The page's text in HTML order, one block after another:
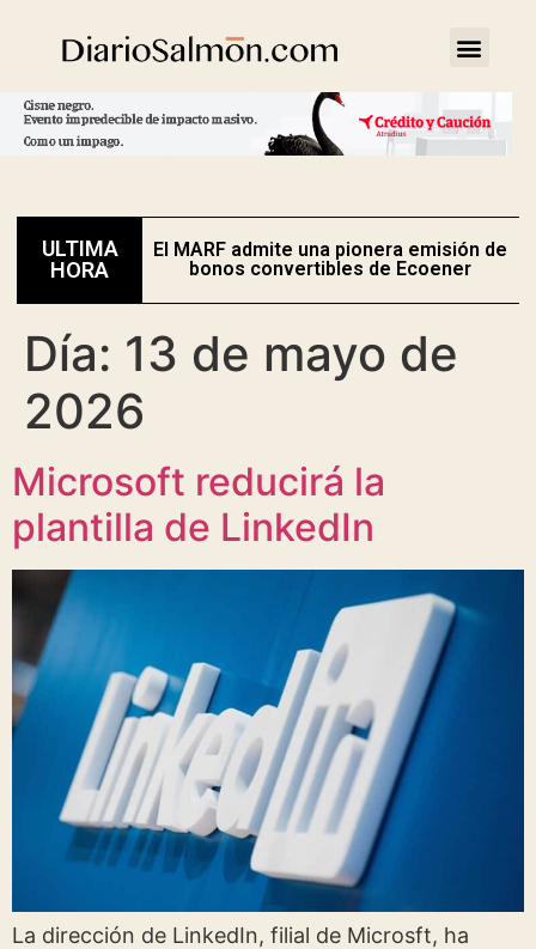
ULTIMA
HORA
El MARF admite una pionera emisión de
bonos convertibles de Ecoener
Día: 13 de mayo de
2026
Microsoft reducirá la
plantilla de LinkedIn
La dirección de LinkedIn, filial de Microsft, ha